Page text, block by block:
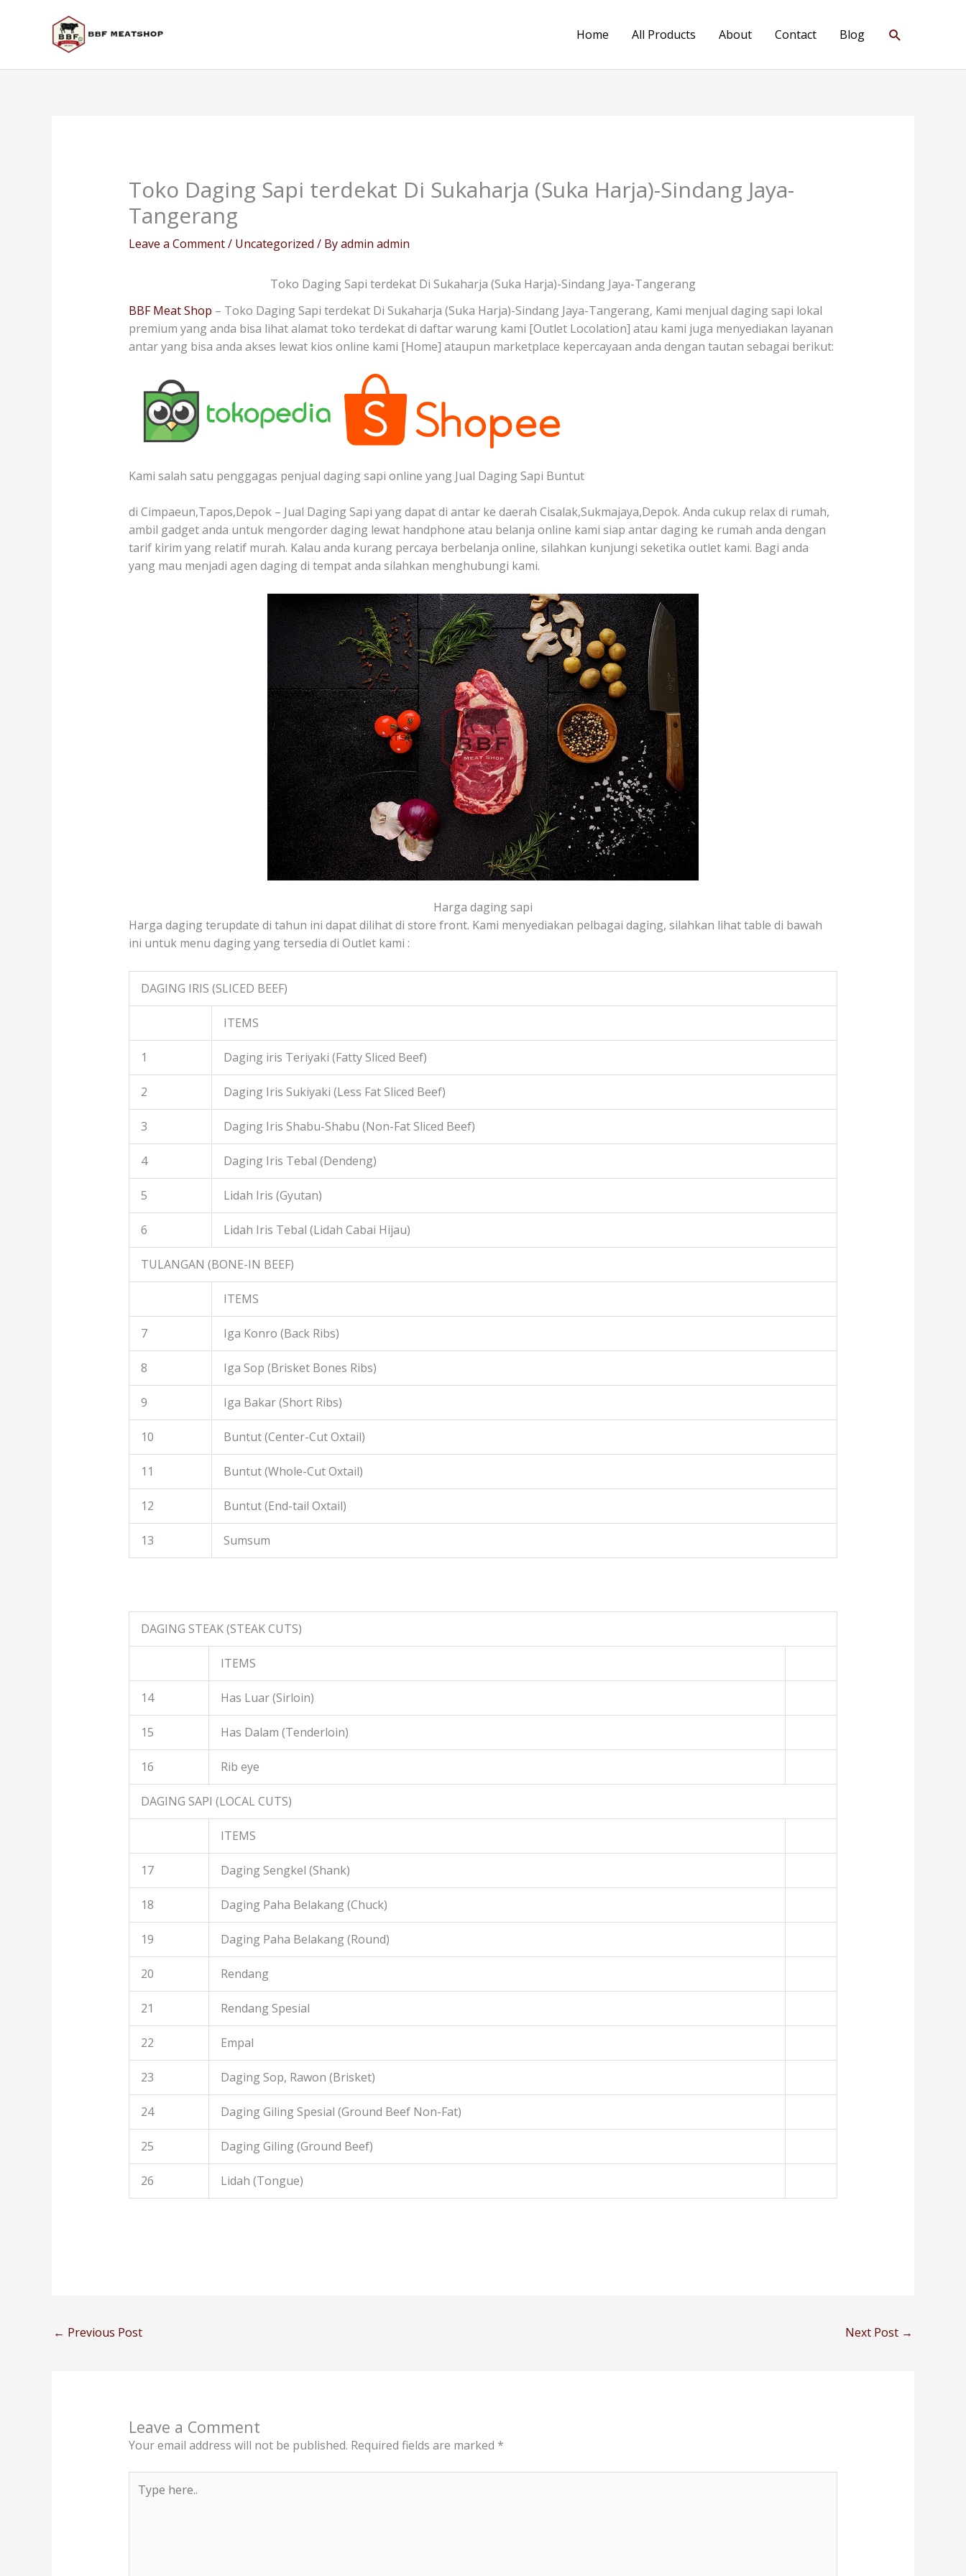
Home All Products About Contact Blog Search
Toko Daging Sapi terdekat Di Sukaharja (Suka Harja)-Sindang Jaya-
Tangerang
Leave a Comment/ Uncategorized / Byadmin admin
Toko Daging Sapi terdekat Di Sukaharja (Suka Harja)-Sindang Jaya-Tangerang
BBF Meat Shop – Toko Daging Sapi terdekat Di Sukaharja (Suka Harja)-Sindang Jaya-Tangerang, Kami menjual daging sapi lokal
premium yang anda bisa lihat alamat toko terdekat di daftar warung kami [Outlet Locolation] atau kami juga menyediakan layanan
antar yang bisa anda akses lewat kios online kami [Home] ataupun marketplace kepercayaan anda dengan tautan sebagai berikut:
Kami salah satu penggagas penjual daging sapi online yang Jual Daging Sapi Buntut
di Cimpaeun,Tapos,Depok – Jual Daging Sapi yang dapat di antar ke daerah Cisalak,Sukmajaya,Depok. Anda cukup relax di rumah,
ambil gadget anda untuk mengorder daging lewat handphone atau belanja online kami siap antar daging ke rumah anda dengan
tarif kirim yang relatif murah. Kalau anda kurang percaya berbelanja online, silahkan kunjungi seketika outlet kami. Bagi anda
yang mau menjadi agen daging di tempat anda silahkan menghubungi kami.
Harga daging sapi
Harga daging terupdate di tahun ini dapat dilihat di store front. Kami menyediakan pelbagai daging, silahkan lihat table di bawah
ini untuk menu daging yang tersedia di Outlet kami :
DAGING IRIS (SLICED BEEF)
ITEMS
1 Daging iris Teriyaki (Fatty Sliced Beef)
2 Daging Iris Sukiyaki (Less Fat Sliced Beef)
3 Daging Iris Shabu-Shabu (Non-Fat Sliced Beef)
4 Daging Iris Tebal (Dendeng)
5 Lidah Iris (Gyutan)
6 Lidah Iris Tebal (Lidah Cabai Hijau)
TULANGAN (BONE-IN BEEF)
ITEMS
7 Iga Konro (Back Ribs)
8 Iga Sop (Brisket Bones Ribs)
9 Iga Bakar (Short Ribs)
10 Buntut (Center-Cut Oxtail)
11 Buntut (Whole-Cut Oxtail)
12 Buntut (End-tail Oxtail)
13 Sumsum
DAGING STEAK (STEAK CUTS)
ITEMS
14 Has Luar (Sirloin)
15 Has Dalam (Tenderloin)
16 Rib eye
DAGING SAPI (LOCAL CUTS)
ITEMS
17 Daging Sengkel (Shank)
18 Daging Paha Belakang (Chuck)
19 Daging Paha Belakang (Round)
20 Rendang
21 Rendang Spesial
22 Empal
23 Daging Sop, Rawon (Brisket)
24 Daging Giling Spesial (Ground Beef Non-Fat)
25 Daging Giling (Ground Beef)
26 Lidah (Tongue)
← Previous Post Next Post →
Leave a Comment
Your email address will not be published. Required fields are marked *
here..